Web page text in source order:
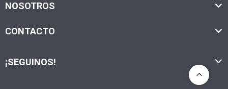
NOSOTROS
CONTACTO
¡SEGUINOS!